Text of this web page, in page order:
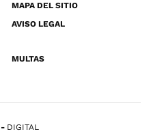
MAPA DEL SITIO
AVISO LEGAL
MULTAS
DIGITAL